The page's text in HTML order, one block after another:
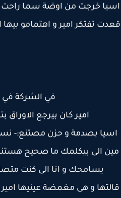
خرجت من اوضة سما راحت
تفتكر امير و اهتمامو
في الشركة في
امير كان بيرجع الاوراق
بصدمة و حزن مصتنع:-
الى بيكلمك ما صحيح هستنا
يسامحك و انا الى كنت
و هى مغمضة عينيها امير